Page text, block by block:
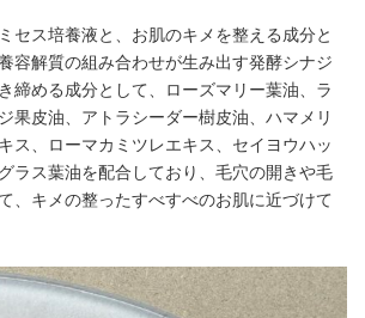
セス培養液と、お肌のキメを整える成分と
容解質の組み合わせが生み出す発酵シナジ
締める成分として、ローズマリー葉油、ラ
果皮油、アトラシーダー樹皮油、ハマメリ
ス、ローマカミツレエキス、セイヨウハッ
ラス葉油を配合しており、毛穴の開きや毛
、キメの整ったすべすべのお肌に近づけて